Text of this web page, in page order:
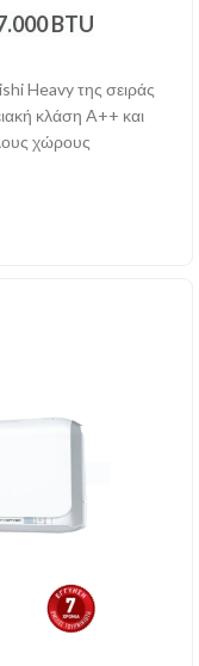
BTU
Heavy της σειράς
κλάση A++ και
χώρους